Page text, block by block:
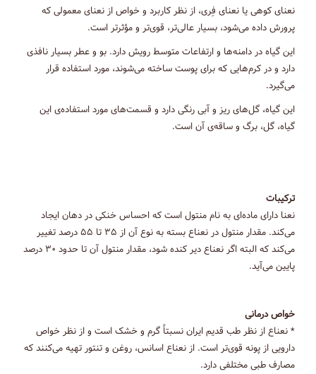
نعنای کوهی یا نعنای فِری، از نظر کاربرد و خواص از نعنای معمولی که
پرورش داده می‌شود، بسیار عالی‌تر، قوی‌تر و مؤثرتر است.
این گیاه در دامنه‌ها و ارتفاعات متوسط رویش دارد. بو و عطر بسیار نافذی
دارد و در کرم‌هایی که برای پوست ساخته می‌شوند، مورد استفاده قرار
می‌گیرد.
این گیاه، گل‌های ریز و آبی رنگی دارد و قسمت‌های مورد استفاده‌ی این
گیاه، گل، برگ و ساقه‌ی آن است.
ترکیبات
نعنا دارای ماده‌ای به نام منتول است که احساس خنکی در دهان ایجاد
می‌کند. مقدار منتول در نعناع بسته به نوع آن از ۳۵ تا ۵۵ درصد تغییر
می‌کند که البته اگر نعناع دیر کنده شود، مقدار منتول آن تا حدود ۳۰ درصد
پایین می‌آید.
خواص درمانی
* نعناع از نظر طب قدیم ایران نسبتاً گرم و خشک است و از نظر خواص
دارویی از پونه قوی‌تر است. از نعناع اسانس، روغن و تنتور تهیه می‌کنند که
مصارف طبی مختلفی دارد.